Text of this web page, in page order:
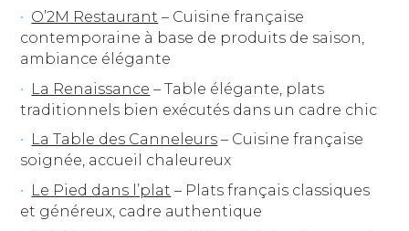
O’2M Restaurant – Cuisine française
contemporaine à base de produits de saison,
ambiance élégante
La Renaissance – Table élégante, plats
traditionnels bien exécutés dans un cadre chic
La Table des Canneleurs – Cuisine française
soignée, accueil chaleureux
Le Pied dans l’plat – Plats français classiques
et généreux, cadre authentique